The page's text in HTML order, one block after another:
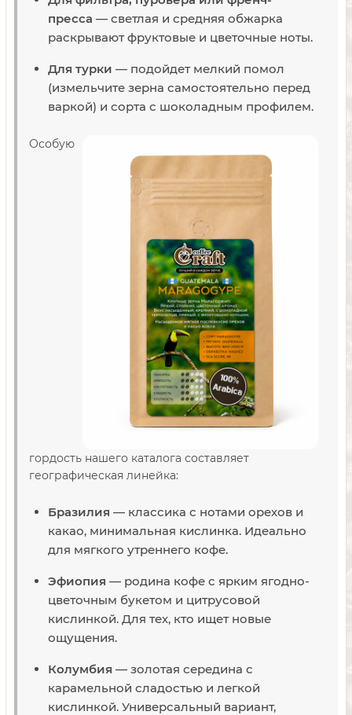
пресса — светлая и средняя обжарка
раскрывают фруктовые и цветочные ноты.
Для турки — подойдет мелкий помол
(измельчите зерна самостоятельно перед
варкой) и сорта с шоколадным профилем.
Особую
гордость нашего каталога составляет
географическая линейка:
Бразилия — классика с нотами орехов и
какао, минимальная кислинка. Идеально
для мягкого утреннего кофе.
Эфиопия — родина кофе с ярким ягодно-
цветочным букетом и цитрусовой
кислинкой. Для тех, кто ищет новые
ощущения.
Колумбия — золотая середина с
карамельной сладостью и легкой
кислинкой. Универсальный вариант,